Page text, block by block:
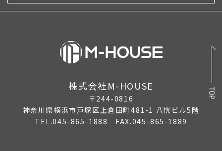
株式会社M-HOUSE
〒244-0816
神奈川県横浜市戸塚区上倉田町481-1 八恍ビル5階
TEL.045-865-1888 FAX.045-865-1889